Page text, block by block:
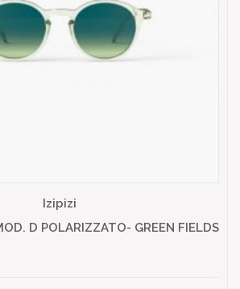
Izipizi
D POLARIZZATO- GREEN FIELDS